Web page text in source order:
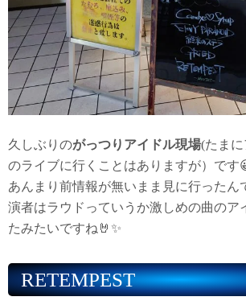
久しぶりのがっつりアイドル現場(たま
のライブに行くことはありますが）です
あんまり前情報が無いまま見に行ったん
演者はラウドっていうか激しめの曲のア
たみたいですね🤘✨
RETEMPEST